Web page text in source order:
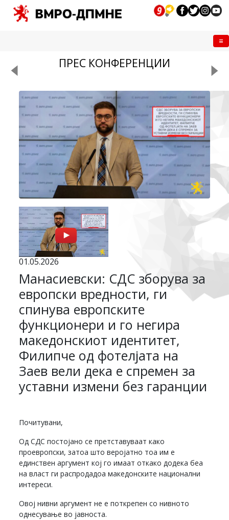
ПРЕС КОНФЕРЕНЦИИ
01.05.2026
Манасиевски: СДС зборува за
европски вредности, ги
спинува европските
функционери и го негира
македонскиот идентитет,
Филипче од фотелјата на
Заев вели дека е спремен за
уставни измени без гаранции
Почитувани,
Од СДС постојано се претставуваат како
проевропски, затоа што веројатно тоа им е
единствен аргумент кој го имаат откако додека беа
на власт ги распродадоа македонските национални
интереси.
Овој нивни аргумент не е поткрепен со нивното
однесување во јавноста.